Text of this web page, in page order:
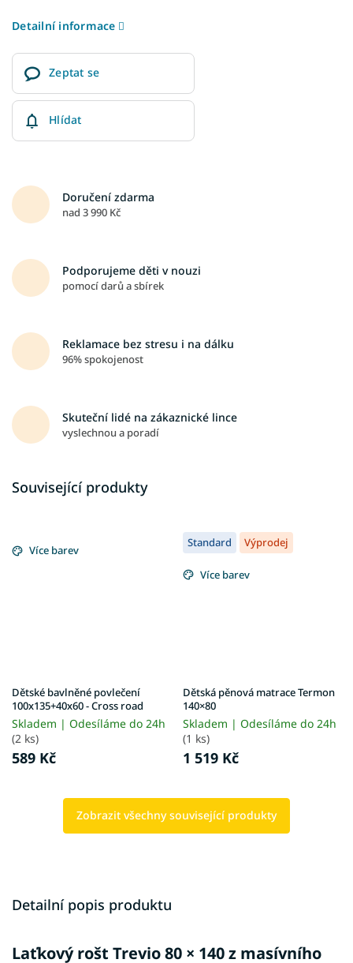
Detailní informace
Zeptat se
Hlídat
Doručení zdarma
nad 3 990 Kč
Podporujeme děti v nouzi
pomocí darů a sbírek
Reklamace bez stresu i na dálku
96% spokojenost
Skuteční lidé na zákaznické lince
vyslechnou a poradí
Související produkty
Více barev
Dětské bavlněné povlečení
100x135+40x60 - Cross road
Skladem | Odesíláme do 24h
(2 ks)
589 Kč
Standard Výprodej
Více barev
Dětská pěnová matrace Termon
140×80
Skladem | Odesíláme do 24h
(1 ks)
1 519 Kč
Zobrazit všechny související produkty
Detailní popis produktu
Laťkový rošt Trevio 80 × 140 z masívního